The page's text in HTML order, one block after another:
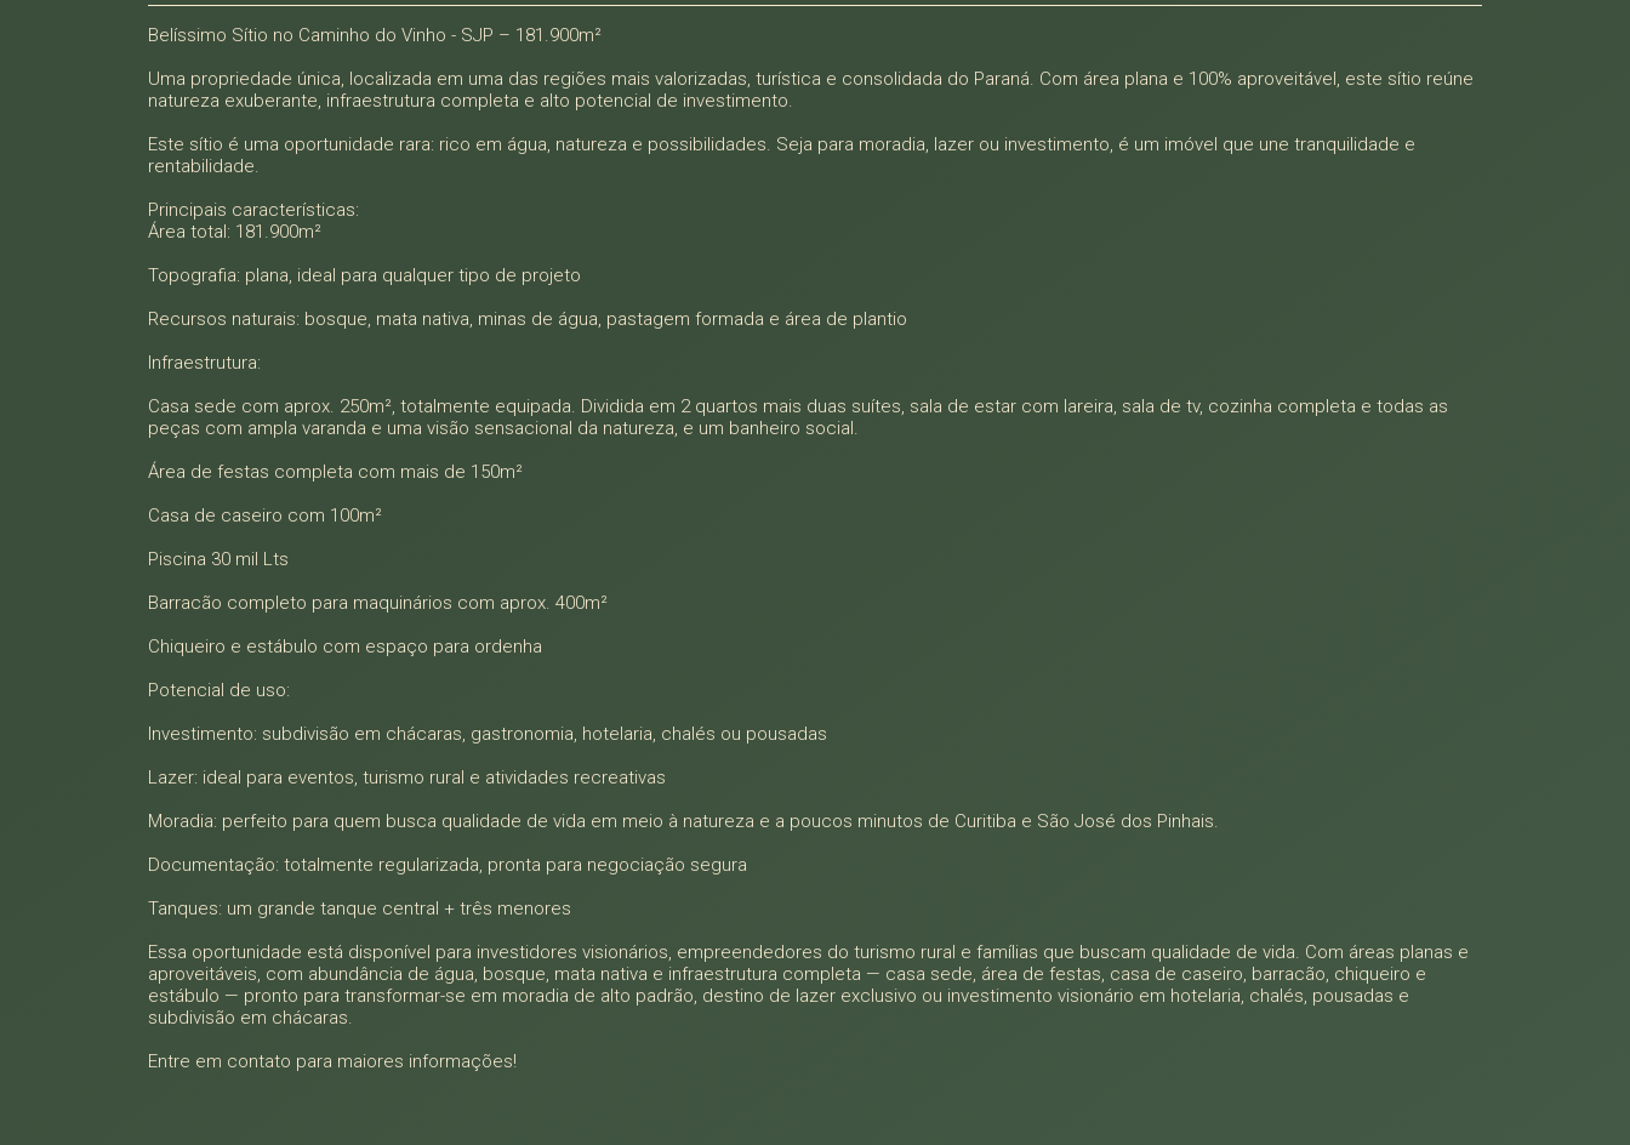
Belíssimo Sítio no Caminho do Vinho - SJP – 181.900m²
Uma propriedade única, localizada em uma das regiões mais valorizadas, turística e consolidada do Paraná. Com área plana e 100% aproveitável, este sítio reúne
natureza exuberante, infraestrutura completa e alto potencial de investimento.
Este sítio é uma oportunidade rara: rico em água, natureza e possibilidades. Seja para moradia, lazer ou investimento, é um imóvel que une tranquilidade e
rentabilidade.
Principais características:
Área total: 181.900m²
Topografia: plana, ideal para qualquer tipo de projeto
Recursos naturais: bosque, mata nativa, minas de água, pastagem formada e área de plantio
Infraestrutura:
Casa sede com aprox. 250m², totalmente equipada. Dividida em 2 quartos mais duas suítes, sala de estar com lareira, sala de tv, cozinha completa e todas as
peças com ampla varanda e uma visão sensacional da natureza, e um banheiro social.
Área de festas completa com mais de 150m²
Casa de caseiro com 100m²
Piscina 30 mil Lts
Barracão completo para maquinários com aprox. 400m²
Chiqueiro e estábulo com espaço para ordenha
Potencial de uso:
Investimento: subdivisão em chácaras, gastronomia, hotelaria, chalés ou pousadas
Lazer: ideal para eventos, turismo rural e atividades recreativas
Moradia: perfeito para quem busca qualidade de vida em meio à natureza e a poucos minutos de Curitiba e São José dos Pinhais.
Documentação: totalmente regularizada, pronta para negociação segura
Tanques: um grande tanque central + três menores
Essa oportunidade está disponível para investidores visionários, empreendedores do turismo rural e famílias que buscam qualidade de vida. Com áreas planas e
aproveitáveis, com abundância de água, bosque, mata nativa e infraestrutura completa — casa sede, área de festas, casa de caseiro, barracão, chiqueiro e
estábulo — pronto para transformar-se em moradia de alto padrão, destino de lazer exclusivo ou investimento visionário em hotelaria, chalés, pousadas e
subdivisão em chácaras.
Entre em contato para maiores informações!